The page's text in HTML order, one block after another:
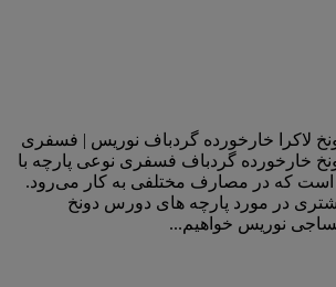
لاکرا خارخورده گردباف نوریس | فسفری
خارخورده گردباف فسفری نوعی پارچه با
که در مصارف مختلفی به کار می‌رود.
در مورد پارچه های دورس دونخ
نوریس خواهیم...